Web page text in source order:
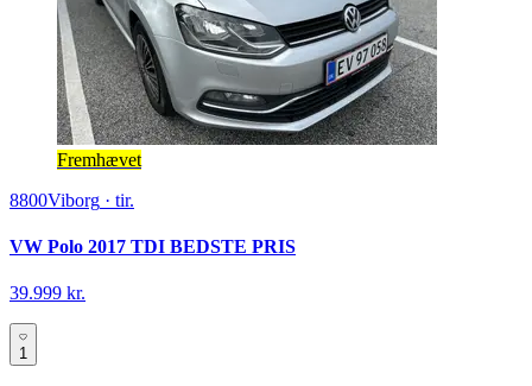
Fremhævet
8800Viborg · tir.
VW Polo 2017 TDI BEDSTE PRIS
39.999 kr.
1